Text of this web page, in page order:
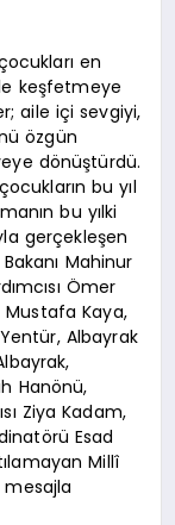
en
keşfetmeye
aile içi sevgiyi,
özgün
dönüştürdü.
bu yıl
bu yılki
gerçekleşen
Mahinur
Ömer
Mustafa Kaya,
Albayrak
Hanönü,
Ziya Kadam,
Esad
Millî
mesajla